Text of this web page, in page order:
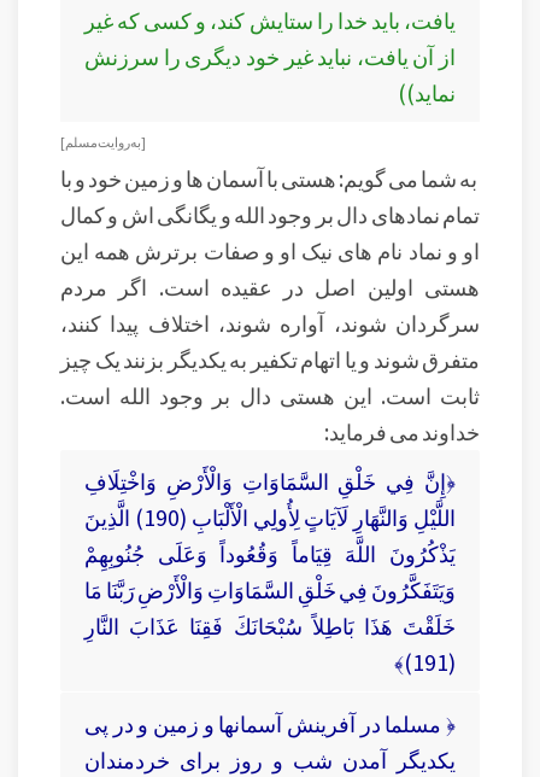
يافت، بايد خدا را ستايش كند، و كسی كه غير
از آن يافت، نبايد غير خود ديگری را سرزنش
نمايد))
[ به روایت مسلم]
به شما می گویم: هستی با آسمان ها و زمین خود و با
تمام نمادهای دال بر وجود الله و یگانگی اش و کمال
او و نماد نام های نیک او و صفات برترش همه این
هستی اولین اصل در عقیده است. اگر مردم
سرگردان شوند، آواره شوند، اختلاف پیدا کنند،
متفرق شوند و یا اتهام تکفیر به یکدیگر بزنند یک چیز
ثابت است. این هستی دال بر وجود الله است.
خداوند می فرماید:
﴿إِنَّ فِي خَلْقِ السَّمَاوَاتِ وَالْأَرْضِ وَاخْتِلَافِ
اللَّيْلِ وَالنَّهَارِ لَآيَاتٍ لِأُولِي الْأَلْبَابِ (190) الَّذِينَ
يَذْكُرُونَ اللَّهَ قِيَاماً وَقُعُوداً وَعَلَى جُنُوبِهِمْ
وَيَتَفَكَّرُونَ فِي خَلْقِ السَّمَاوَاتِ وَالْأَرْضِ رَبَّنَا مَا
خَلَقْتَ هَذَا بَاطِلاً سُبْحَانَكَ فَقِنَا عَذَابَ النَّارِ
(191)﴾
﴿ مسلما در آفرينش آسمانها و زمين و در پى
يكديگر آمدن شب و روز براى خردمندان